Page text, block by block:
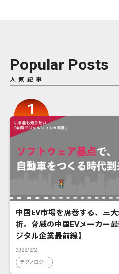
Popular Posts
人気記事
中国EV市場を席巻する、三
析。脅威の中国EVメーカー
ジタル企業最前線】
2022/2/2
テクノロジー